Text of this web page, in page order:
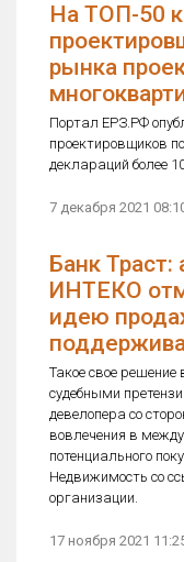
На ТОП-50
рынка
Портал ЕРЗ.РФ
проектировщиков
деклараций более
7 декабря 2021
Банк
ИНТЕКО
идею
Такое свое решение
судебными
девелопера со
вовлечения в
потенциального
Недвижимость со
организации.
17 ноября 2021